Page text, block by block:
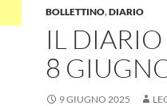
BOLLETTINO,DIARIO
IL
8
9 GIUGNO 2025